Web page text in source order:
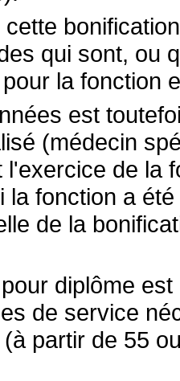
qui sont, ou
la fonction
est
(médecin
l'exercice de la
la fonction a
de la
diplôme
de service
partir de 55